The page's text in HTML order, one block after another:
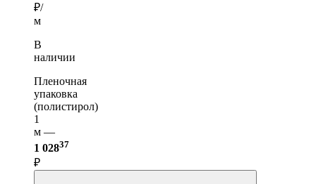
₽/
м
В
наличии
Пленочная
упаковка
(полистирол)
1
м —
1 02837
₽